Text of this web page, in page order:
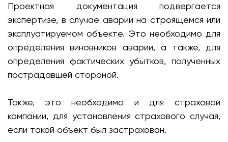
Проектная документация подвергается
экспертизе, в случае аварии на строящемся или
эксплуатируемом объекте. Это необходимо для
определения виновников аварии, а также, для
определения фактических убытков, полученных
пострадавшей стороной.
Также, это необходимо и для страховой
компании, для установления страхового случая,
если такой объект был застрахован.